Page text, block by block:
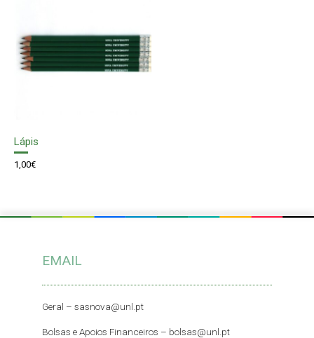
Lápis
1,00€
EMAIL
Geral – sasnova@unl.pt
Bolsas e Apoios Financeiros – bolsas@unl.pt